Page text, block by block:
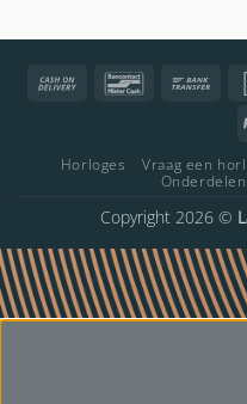
Cash
Bancontact
Horloges Vraag een
Onderdelen
Copyright 2026 ©